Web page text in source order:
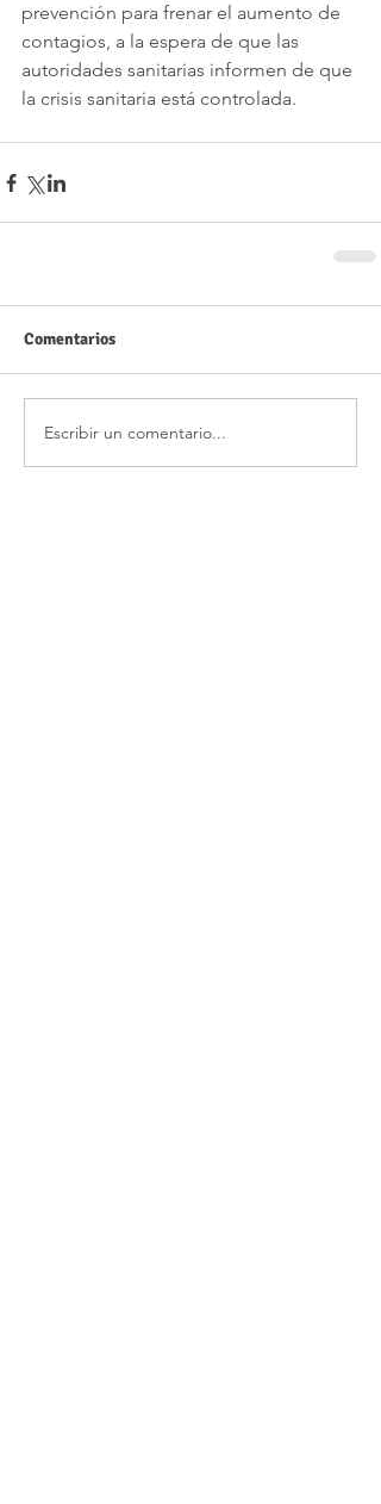
prevención para frenar el aumento de
contagios, a la espera de que las
autoridades sanitarias informen de que
la crisis sanitaria está controlada.
Comentarios
Escribir un comentario...